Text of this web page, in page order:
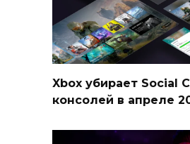
Xbox убирает Social
консолей в апреле